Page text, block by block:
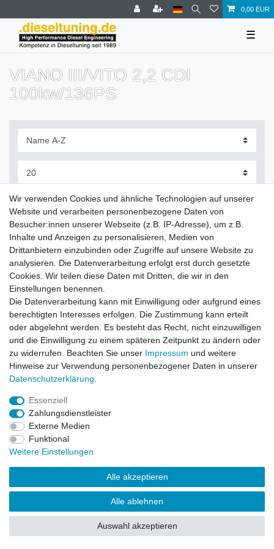
0,00 EUR
☰
VIANO III/VITO 2,2 CDI
100kw/136PS
Filter
Zahlung und Versand
Impressum Daten­schutz­erklärung AGB
Barrierefreiheitserklärung Widerrufs­recht
Vertrag widerrufen
© Copyright 2026 | Alle Rechte vorbehalten.
Wir verwenden Cookies und ähnliche Technologien auf unserer
Website und verarbeiten personenbezogene Daten von
Besucher:innen unserer Webseite (z.B. IP-Adresse), um z.B.
Inhalte und Anzeigen zu personalisieren, Medien von
Drittanbietern einzubinden oder Zugriffe auf unsere Website zu
analysieren. Die Datenverarbeitung erfolgt erst durch gesetzte
Cookies. Wir teilen diese Daten mit Dritten, die wir in den
Einstellungen benennen.
Die Datenverarbeitung kann mit Einwilligung oder aufgrund eines
berechtigten Interesses erfolgen. Die Zustimmung kann erteilt
oder abgelehnt werden. Es besteht das Recht, nicht einzuwilligen
und die Einwilligung zu einem späteren Zeitpunkt zu ändern oder
zu widerrufen. Beachten Sie unser Impressum und weitere
Hinweise zur Verwendung personenbezogener Daten in unserer
Daten­schutz­erklärung
Essenziell
Zahlungsdienstleister
Externe Medien
Funktional
Weitere Einstellungen
Alle akzeptieren
Alle ablehnen
Auswahl akzeptieren